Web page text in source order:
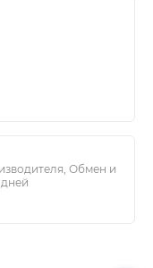
Обмен и
дней